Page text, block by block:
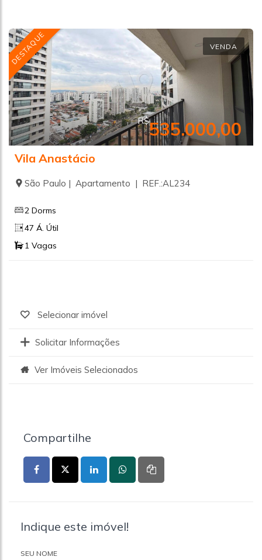
DESTAQUE VENDA
R$535.000,00
Vila Anastácio
São Paulo | Apartamento | REF.:AL234
2 Dorms
47 Á. Útil
1 Vagas
Selecionar imóvel
Solicitar Informações
Ver Imóveis Selecionados
Compartilhe
Indique este imóvel!
SEU NOME